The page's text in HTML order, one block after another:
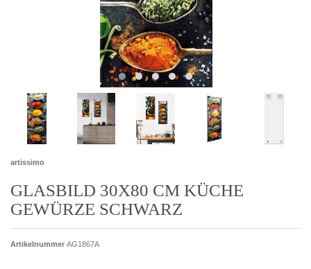
artissimo
GLASBILD 30X80 CM KÜCHE
GEWÜRZE SCHWARZ
Artikelnummer AG1867A